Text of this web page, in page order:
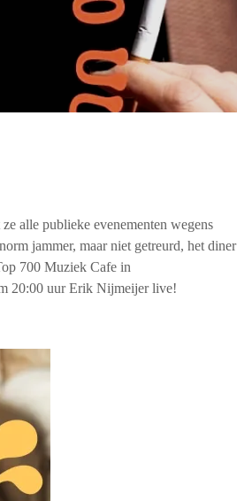
alle publieke evenementen wegens
jammer, maar niet getreurd, het diner
700 Muziek Cafe in
20:00 uur Erik Nijmeijer live!